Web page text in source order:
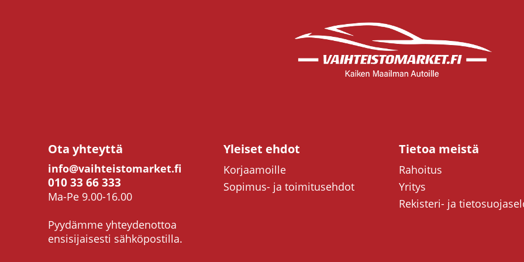
Ota yhteyttä
info@vaihteistomarket.fi
010 33 66 333
Ma-Pe 9.00-16.00
Pyydämme yhteydenottoa
ensisijaisesti sähköpostilla.
Yleiset ehdot
Korjaamoille
Sopimus- ja toimitusehdot
Tietoa meistä
Rahoitus
Yritys
Rekisteri- ja